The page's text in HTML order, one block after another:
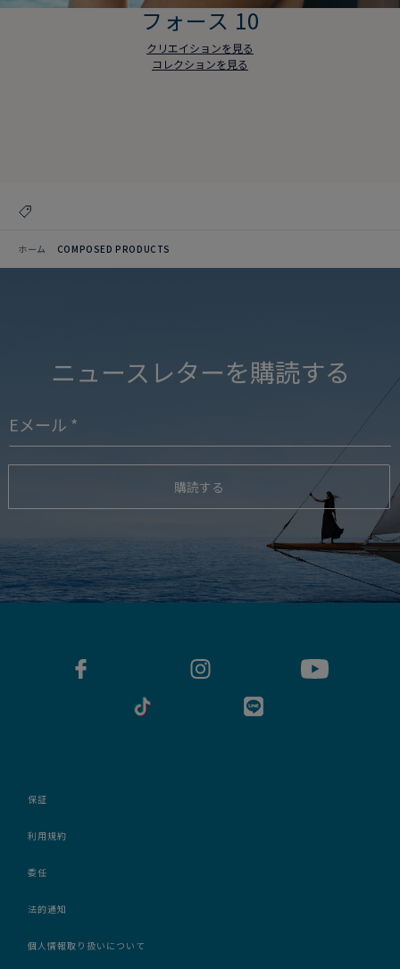
フォース 10
クリエイションを見る
コレクションを見る
ホーム COMPOSED PRODUCTS
ニュースレターを購読する
購読する
保証
利用規約
委任
法的通知
個人情報取り扱いについて